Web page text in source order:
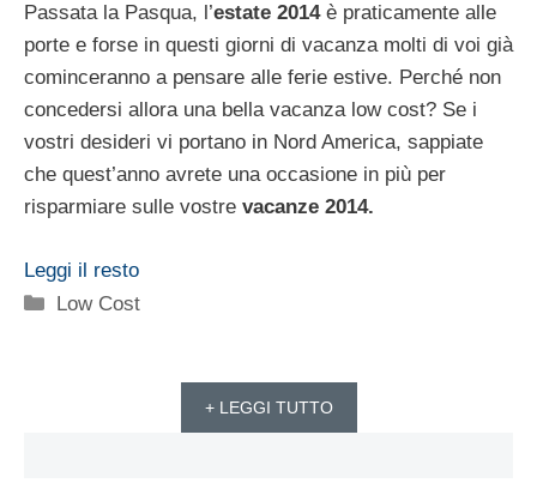
Passata la Pasqua, l’estate 2014è praticamente alle
porte e forse in questi giorni di vacanza molti di voi già
cominceranno a pensare alle ferie estive. Perché non
concedersi allora una bella vacanza low cost? Se i
vostri desideri vi portano in Nord America, sappiate
che quest’anno avrete una occasione in più per
risparmiare sulle vostre vacanze 2014.
Leggi il resto
Categorie
Low Cost
+ LEGGI TUTTO